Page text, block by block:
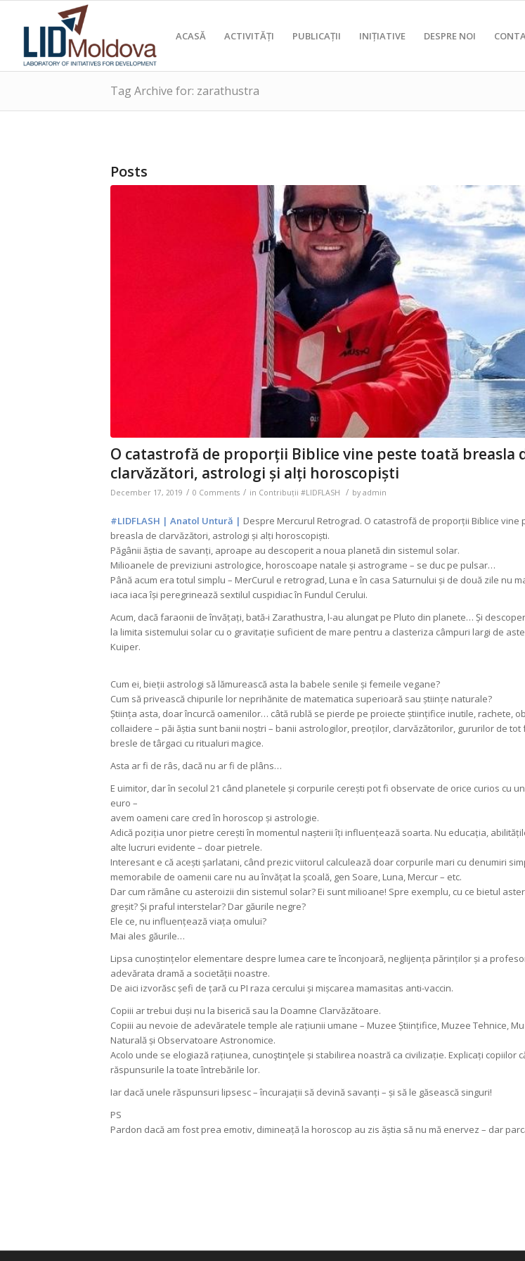
ACASĂ ACTIVITĂȚI PUBLICAȚII INIȚIATIVE DESPRE NOI
Tag Archive for: zarathustra
Posts
O catastrofă de proporții Biblice vine peste toată breasla
clarvăzători, astrologi și alți horoscopiști
December 17, 2019 / 0 Comments / in Contribuții #LIDFLASH / by admin
#LIDFLASH | Anatol Untură | Despre Mercurul Retrograd. O catastrofă de proporții Biblice vine
breasla de clarvăzători, astrologi și alți horoscopiști.
Păgânii ăștia de savanți, aproape au descoperit a noua planetă din sistemul solar.
Milioanele de previziuni astrologice, horoscoape natale și astrograme – se duc pe pulsar…
Până acum era totul simplu – MerCurul e retrograd, Luna e în casa Saturnului și de două zile nu
iaca iaca își peregrinează sextilul cuspidiac în Fundul Cerului.
Acum, dacă faraonii de învățați, bată-i Zarathustra, l-au alungat pe Pluto din planete… Și
la limita sistemului solar cu o gravitație suficient de mare pentru a clasteriza câmpuri largi de
Kuiper.
Cum ei, bieții astrologi să lămurească asta la babele senile și femeile vegane?
Cum să privească chipurile lor neprihănite de matematica superioară sau științe naturale?
Știința asta, doar încurcă oamenilor… câtă rublă se pierde pe proiecte științifice inutile, rachete,
collaidere – păi ăștia sunt banii noștri – banii astrologilor, preoților, clarvăzătorilor, gururilor de tot
bresle de târgaci cu ritualuri magice.
Asta ar fi de râs, dacă nu ar fi de plâns…
E uimitor, dar în secolul 21 când planetele și corpurile cerești pot fi observate de orice curios cu
euro –
avem oameni care cred în horoscop și astrologie.
Adică poziția unor pietre cerești în momentul nașterii îți influențează soarta. Nu educația,
alte lucruri evidente – doar pietrele.
Interesant e că acești șarlatani, când prezic viitorul calculează doar corpurile mari cu denumiri
memorabile de oamenii care nu au învățat la școală, gen Soare, Luna, Mercur – etc.
Dar cum rămâne cu asteroizii din sistemul solar? Ei sunt milioane! Spre exemplu, cu ce bietul
greșit? Și praful interstelar? Dar găurile negre?
Ele ce, nu influențează viața omului?
Mai ales găurile…
Lipsa cunoștințelor elementare despre lumea care te înconjoară, neglijența părinților și a
adevărata dramă a societății noastre.
De aici izvorăsc șefi de țară cu PI raza cercului și mișcarea mamasitas anti-vaccin.
Copiii ar trebui duși nu la biserică sau la Doamne Clarvăzătoare.
Copiii au nevoie de adevăratele temple ale rațiunii umane – Muzee Științifice, Muzee Tehnice,
Naturală și Observatoare Astronomice.
Acolo unde se elogiază rațiunea, cunoştinţele și stabilirea noastră ca civilizație. Explicați copiilor
răspunsurile la toate întrebările lor.
Iar dacă unele răspunsuri lipsesc – încurajații să devină savanți – și să le găsească singuri!
PS
Pardon dacă am fost prea emotiv, dimineață la horoscop au zis ăștia să nu mă enervez – dar